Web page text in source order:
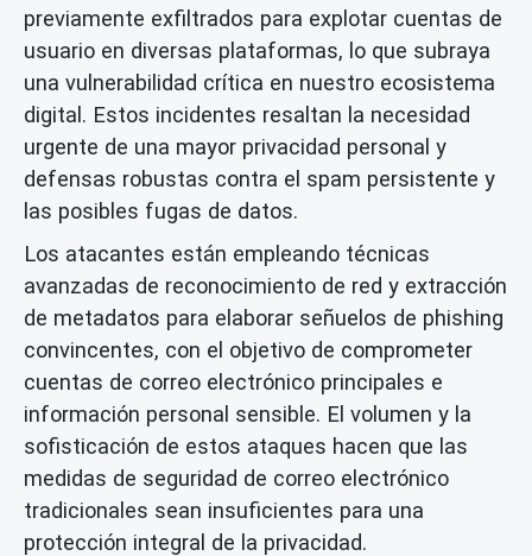
previamente exfiltrados para explotar cuentas de
usuario en diversas plataformas, lo que subraya
una vulnerabilidad crítica en nuestro ecosistema
digital. Estos incidentes resaltan la necesidad
urgente de una mayor privacidad personal y
defensas robustas contra el spam persistente y
las posibles fugas de datos.
Los atacantes están empleando técnicas
avanzadas de reconocimiento de red y extracción
de metadatos para elaborar señuelos de phishing
convincentes, con el objetivo de comprometer
cuentas de correo electrónico principales e
información personal sensible. El volumen y la
sofisticación de estos ataques hacen que las
medidas de seguridad de correo electrónico
tradicionales sean insuficientes para una
protección integral de la privacidad.